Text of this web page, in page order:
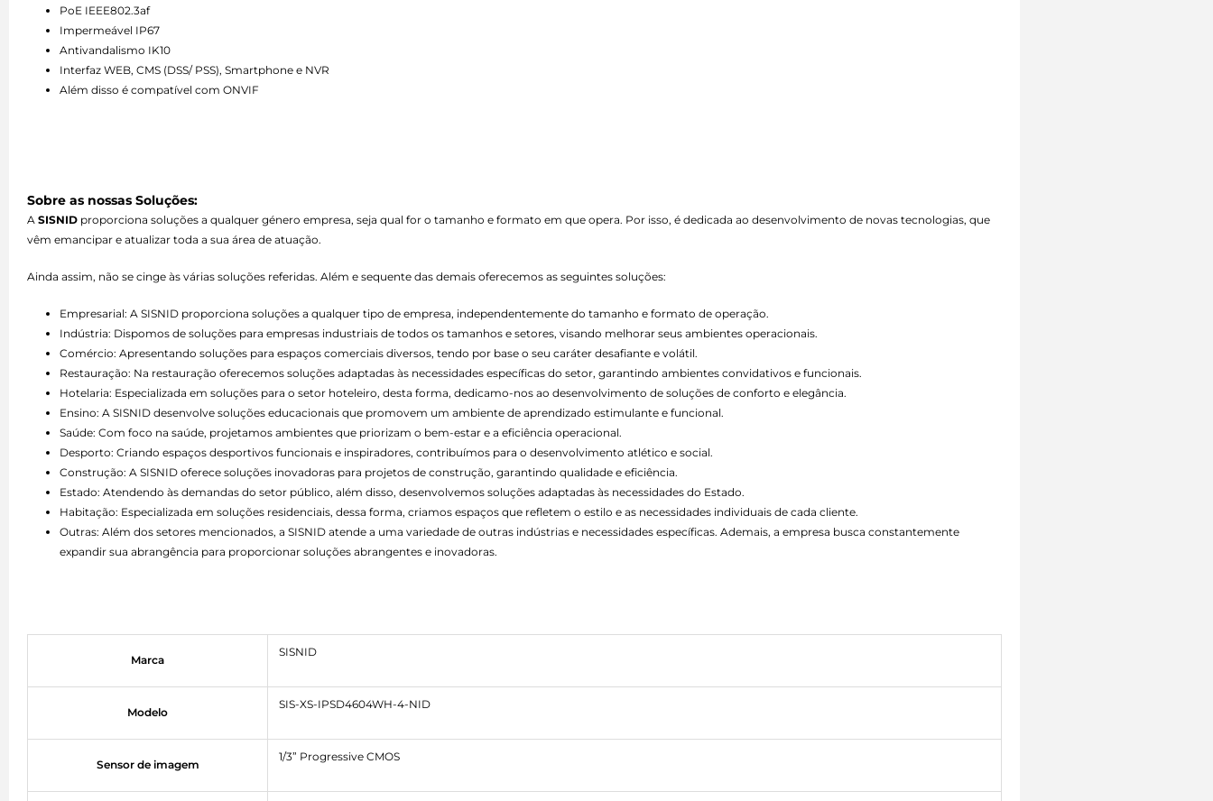
PoE IEEE802.3af
Impermeável IP67
Antivandalismo IK10
Interfaz WEB, CMS (DSS/ PSS), Smartphone e NVR
Além disso é compatível com ONVIF
Sobre as nossas Soluções:
A SISNID proporciona soluções a qualquer género empresa, seja qual for o tamanho e formato em que opera. Por isso, é dedicada ao desenvolvimento de novas tecnologias, que
vêm emancipar e atualizar toda a sua área de atuação.
Ainda assim, não se cinge às várias soluções referidas. Além e sequente das demais oferecemos as seguintes soluções:
Empresarial: A SISNID proporciona soluções a qualquer tipo de empresa, independentemente do tamanho e formato de operação.
Indústria: Dispomos de soluções para empresas industriais de todos os tamanhos e setores, visando melhorar seus ambientes operacionais.
Comércio: Apresentando soluções para espaços comerciais diversos, tendo por base o seu caráter desafiante e volátil.
Restauração: Na restauração oferecemos soluções adaptadas às necessidades específicas do setor, garantindo ambientes convidativos e funcionais.
Hotelaria: Especializada em soluções para o setor hoteleiro, desta forma, dedicamo-nos ao desenvolvimento de soluções de conforto e elegância.
Ensino: A SISNID desenvolve soluções educacionais que promovem um ambiente de aprendizado estimulante e funcional.
Saúde: Com foco na saúde, projetamos ambientes que priorizam o bem-estar e a eficiência operacional.
Desporto: Criando espaços desportivos funcionais e inspiradores, contribuímos para o desenvolvimento atlético e social.
Construção: A SISNID oferece soluções inovadoras para projetos de construção, garantindo qualidade e eficiência.
Estado: Atendendo às demandas do setor público, além disso, desenvolvemos soluções adaptadas às necessidades do Estado.
Habitação: Especializada em soluções residenciais, dessa forma, criamos espaços que refletem o estilo e as necessidades individuais de cada cliente.
Outras: Além dos setores mencionados, a SISNID atende a uma variedade de outras indústrias e necessidades específicas. Ademais, a empresa busca constantemente
expandir sua abrangência para proporcionar soluções abrangentes e inovadoras.
Marca
SISNID
Modelo
SIS-XS-IPSD4604WH-4-NID
Sensor de imagem
1/3” Progressive CMOS